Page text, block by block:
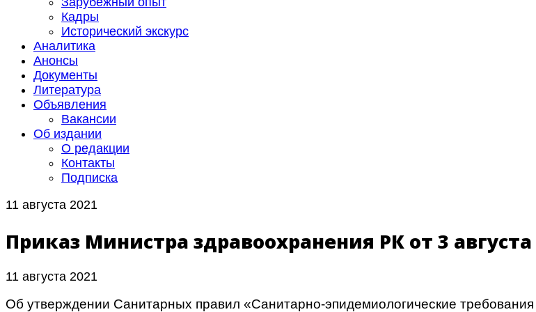
Кадры
Исторический экскурс
Аналитика
Анонсы
Документы
Литература
Объявления
Вакансии
Об издании
О редакции
Контакты
Подписка
11 августа 2021
Приказ Министра здравоохранения РК от 3
11 августа 2021
Об утверждении Санитарных правил «Санитарно-эпидемиологические